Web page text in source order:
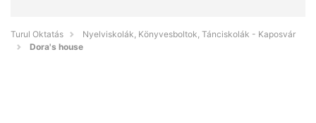
Turul Oktatás
Nyelviskolák, Könyvesboltok, Tánciskolák - Kaposvár
Dora's house